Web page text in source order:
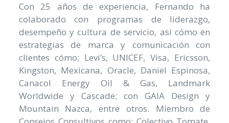
Con 25 años de experiencia, Fernando ha
colaborado con programas de liderazgo,
desempeño y cultura de servicio, así cómo en
estrategias de marca y comunicación con
clientes cómo; Levi’s, UNICEF, Visa, Ericsson,
Kingston, Mexicana, Oracle, Daniel Espinosa,
Canacol Energy Oil & Gas, Landmark
Worldwide y Cascade; con GAIA Design y
Mountain Nazca, entre otros. Miembro de